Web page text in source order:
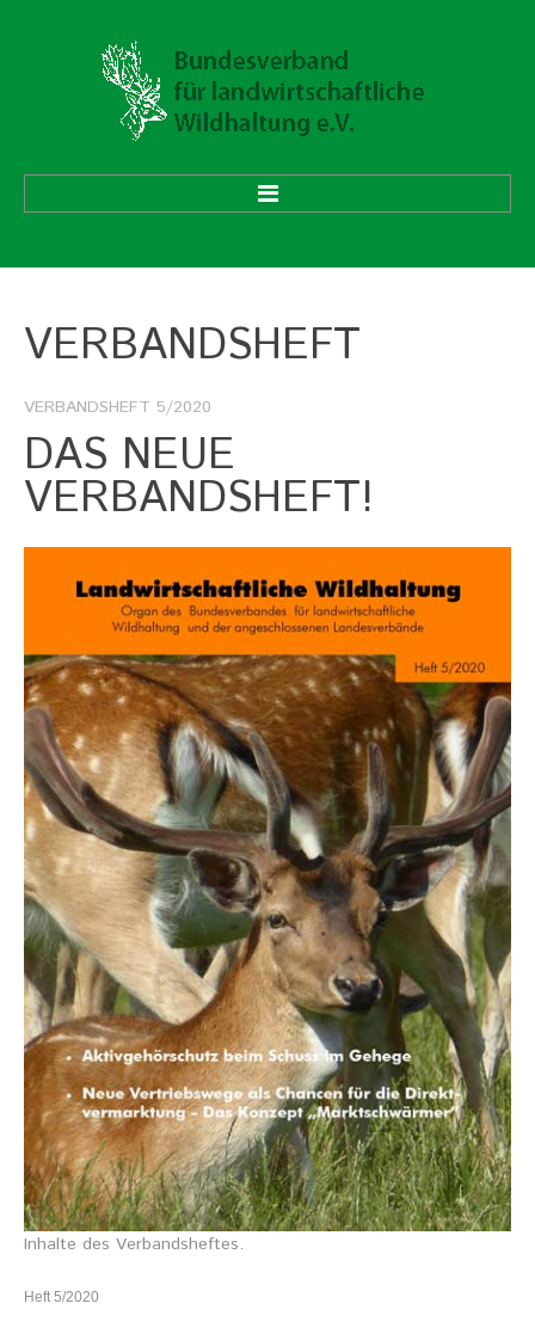
ÜBER UNS
Ehrenmitglieder
Geschäftsstelle
Chronik
Partnerfirmen
Galerie
WILD
Rotwild
Sikawild
Europäisches Damwild
Bison
Europäisches Schwarzwild
AKTUELL
Übersicht aller Meldungen
Pressemeldungen
Verbandsheft
Stellenausschreibung
Termine
KONTAKT
MARKTPLATZ
VERBANDSHEFT
VERBANDSHEFT 5/2020
DAS NEUE
VERBANDSHEFT!
Inhalte des Verbandsheftes.
Heft 5/2020